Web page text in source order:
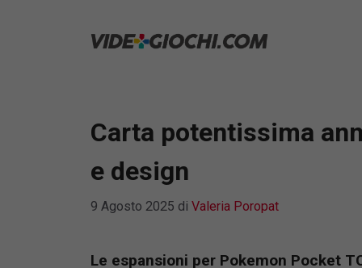
Carta potentissima
e design
9 Agosto 2025 di Valeria Poropat
Le espansioni per Pokemon Pocket